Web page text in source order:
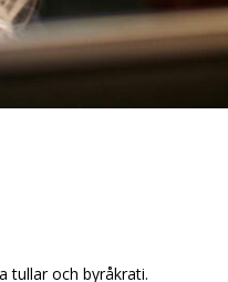
tullar och byråkrati.